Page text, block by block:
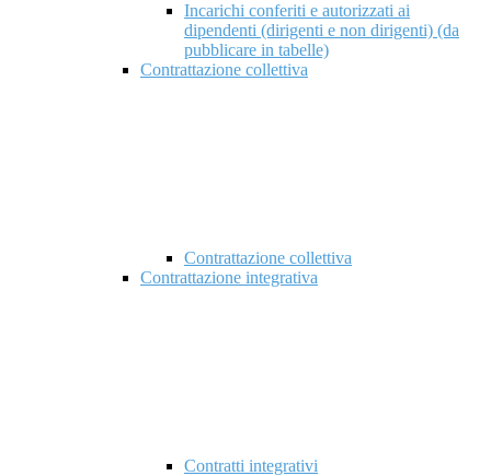
Incarichi conferiti e autorizzati ai
dipendenti (dirigenti e non dirigenti) (da
pubblicare in tabelle)
Contrattazione collettiva
Contrattazione collettiva
Contrattazione integrativa
Contratti integrativi